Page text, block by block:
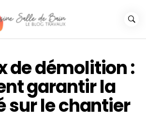
de démolition :
garantir la
sur le chantier